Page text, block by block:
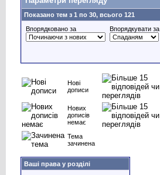
Показано тем з 1 по 30, всього 121
Впорядковано за
Впорядкувати за
Нові
дописи
Нових
дописів
немає
Тема
зачинена
Ваші права у розділі